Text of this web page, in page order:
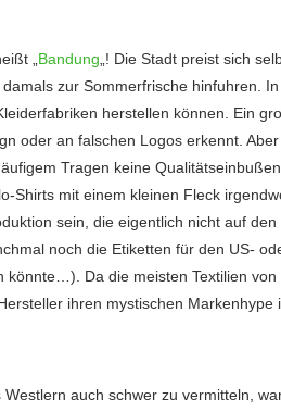
„Bandung„! Die Stadt preist sich
zur Sommerfrische hinfuhren.
herstellen können. Ein
oder an falschen Logos erkennt.
Tragen keine
Shirts mit einem kleinen Fleck
sein, die eigentlich nicht auf
noch die Etiketten für den US-
könnte…). Da die meisten Textilien
ihren mystischen
Westlern auch schwer zu vermitteln,